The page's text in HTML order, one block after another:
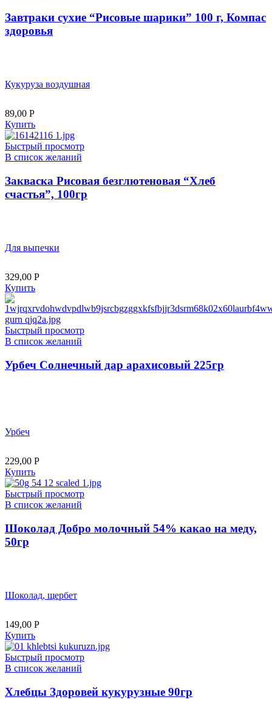
Завтраки сухие “Рисовые шарики” 100 г, Компас
здоровья
Кукуруза воздушная
89,00 Р
Купить
Быстрый просмотр
В список желаний
Закваска Рисовая безглютеновая “Хлеб
счастья”, 100гр
Для выпечки
329,00 Р
Купить
Быстрый просмотр
В список желаний
Урбеч Солнечный дар арахисовый 225гр
Урбеч
229,00 Р
Купить
Быстрый просмотр
В список желаний
Шоколад Добро молочный 54% какао на меду,
50гр
Шоколад, щербет
149,00 Р
Купить
Быстрый просмотр
В список желаний
Хлебцы Здоровей кукурузные 90гр